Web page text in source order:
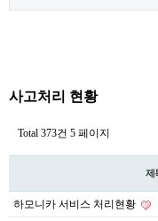
사고처리 현황
Total 373건 5 페이지
제
하모니카 서비스 처리현황